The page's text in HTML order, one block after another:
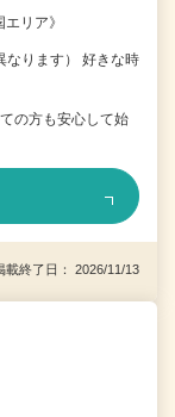
リア》
なります） 好きな時
の方も安心して始
終了日： 2026/11/13